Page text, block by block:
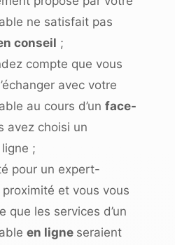
ne satisfait pas
conseil ;
compte que vous
avec votre
au cours d’un face-
avez choisi un
;
pour un expert-
et vous vous
que les services d’un
en ligne seraient